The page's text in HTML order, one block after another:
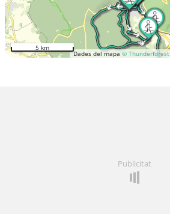
Dades del mapa © Thunderforest
5 km
Publicitat